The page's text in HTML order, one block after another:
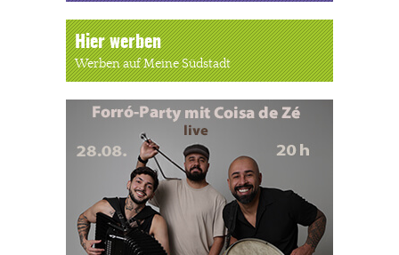
Hier werben
Werben auf Meine Südstadt